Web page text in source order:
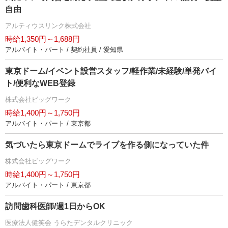
自由
アルティウスリンク株式会社
時給1,350円～1,688円
アルバイト・パート / 契約社員 / 愛知県
東京ドーム/イベント設営スタッフ/軽作業/未経験/単発バイ
ト/便利なWEB登録
株式会社ビッグワーク
時給1,400円～1,750円
アルバイト・パート / 東京都
気づいたら東京ドームでライブを作る側になっていた件
株式会社ビッグワーク
時給1,400円～1,750円
アルバイト・パート / 東京都
訪問歯科医師/週1日からOK
医療法人健笑会 うらたデンタルクリニック